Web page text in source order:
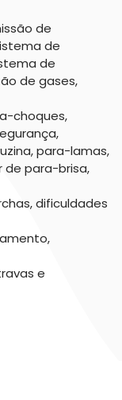
de
de
de
de gases,
choques,
para-lamas,
de para-brisa,
dificuldades
e